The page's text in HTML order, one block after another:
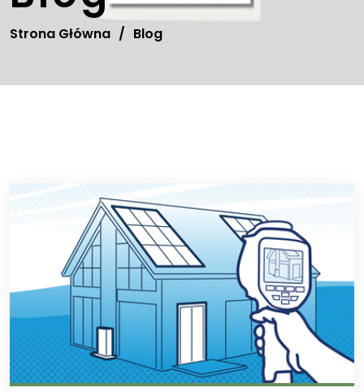
Strona Główna / Blog